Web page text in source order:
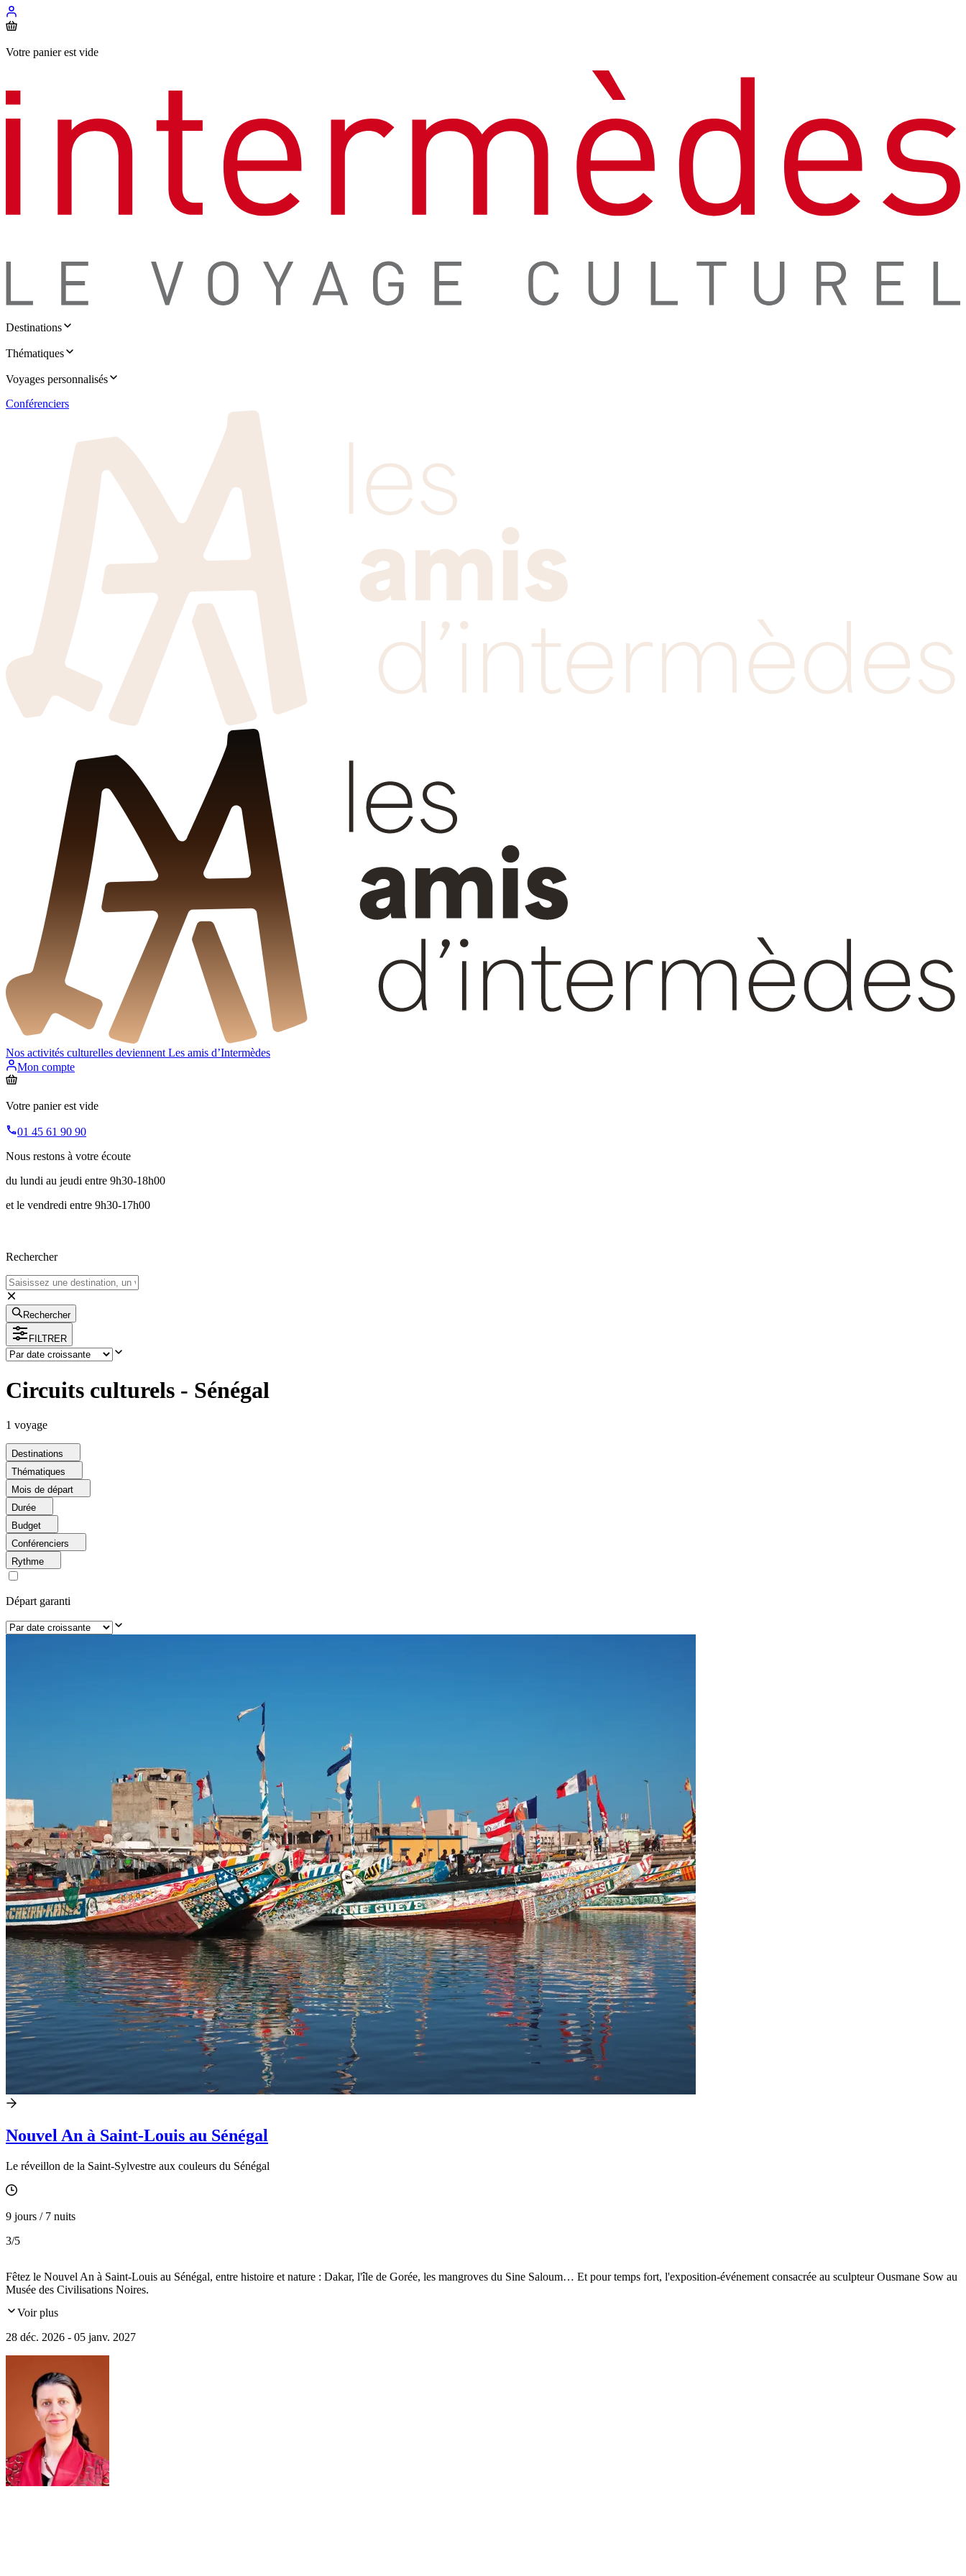
Votre panier est vide
Destinations
Thématiques
Voyages personnalisés
Conférenciers
Nos activités culturelles deviennent Les amis d’Intermèdes
Mon compte
Votre panier est vide
01 45 61 90 90
Nous restons à votre écoute
du lundi au jeudi entre 9h30-18h00
et le vendredi entre 9h30-17h00
Rechercher
Rechercher
FILTRER
Circuits culturels - Sénégal
1 voyage
Destinations
Thématiques
Mois de départ
Durée
Budget
Conférenciers
Rythme
Départ garanti
Nouvel An à Saint-Louis au Sénégal
Le réveillon de la Saint-Sylvestre aux couleurs du Sénégal
9 jours / 7 nuits
3/5
Fêtez le Nouvel An à Saint-Louis au Sénégal, entre histoire et nature : Dakar, l'île de Gorée, les mangroves du Sine Saloum… Et pour temps fort, l'exposition-événement consacrée au sculpteur Ousmane Sow au
Musée des Civilisations Noires.
Voir plus
28 déc. 2026 - 05 janv. 2027